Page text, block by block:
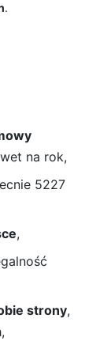
.
na rok,
5227
,
strony,